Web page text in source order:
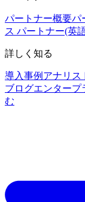
パートナー概要パ
ス パートナー(英
詳しく知る
導入事例 アナリス
ブログエンタープ
む